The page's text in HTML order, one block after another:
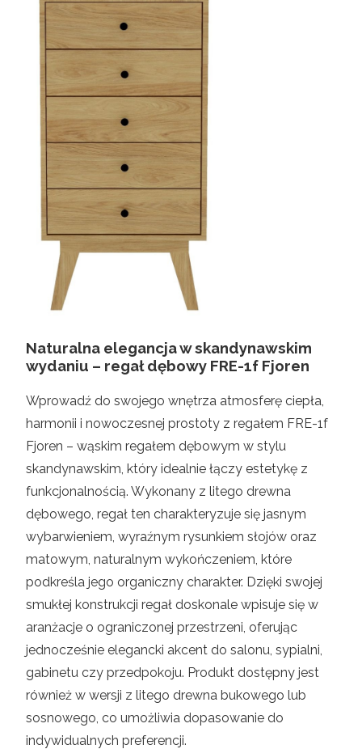
Naturalna elegancja w skandynawskim
wydaniu – regał dębowy FRE-1f Fjoren
Wprowadź do swojego wnętrza atmosferę ciepła,
harmonii i nowoczesnej prostoty z regałem FRE-1f
Fjoren – wąskim regałem dębowym w stylu
skandynawskim, który idealnie łączy estetykę z
funkcjonalnością. Wykonany z litego drewna
dębowego, regał ten charakteryzuje się jasnym
wybarwieniem, wyraźnym rysunkiem słojów oraz
matowym, naturalnym wykończeniem, które
podkreśla jego organiczny charakter. Dzięki swojej
smukłej konstrukcji regał doskonale wpisuje się w
aranżacje o ograniczonej przestrzeni, oferując
jednocześnie elegancki akcent do salonu, sypialni,
gabinetu czy przedpokoju. Produkt dostępny jest
również w wersji z litego drewna bukowego lub
sosnowego, co umożliwia dopasowanie do
indywidualnych preferencji.